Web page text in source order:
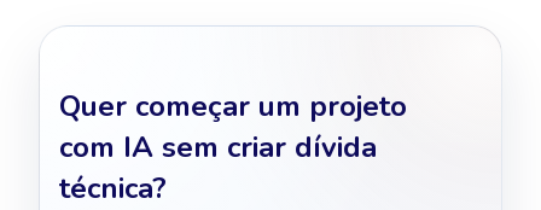
Quer começar um projeto
com IA sem criar dívida
técnica?